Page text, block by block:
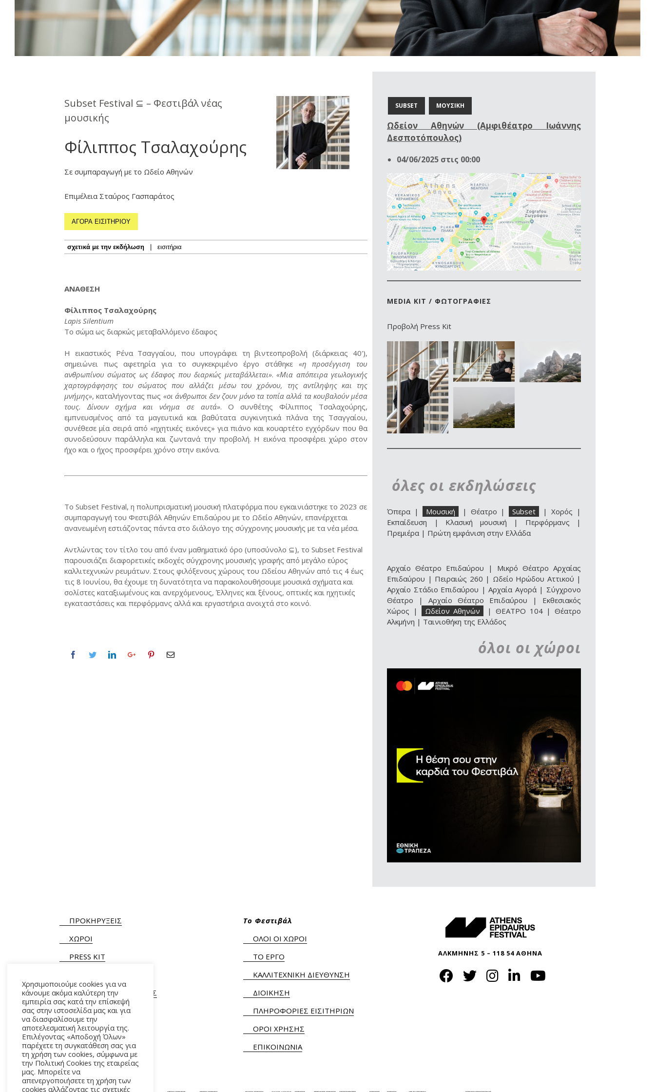
Subset Festival ⊆ – Φεστιβάλ νέας
μουσικής
Φίλιππος Τσαλαχούρης
Σε συμπαραγωγή με το Ωδείο Αθηνών
Επιμέλεια Σταύρος Γασπαράτος
ΑΓΟΡΑ ΕΙΣΙΤΗΡΙΟΥ
σχετικά με την εκδήλωση | εισιτήρια
ΑΝΑΘΕΣΗ
Φίλιππος Τσαλαχούρης
Lapis Silentium
Το σώμα ως διαρκώς μεταβαλλόμενο έδαφος
Η εικαστικός Ρένα Τσαγγαίου, που υπογράφει τη βιντεοπροβολή (διάρκειας 40'),
σημειώνει πως αφετηρία για το συγκεκριμένο έργο στάθηκε «η προσέγγιση του
ανθρωπίνου σώματος ως έδαφος που διαρκώς μεταβάλλεται».«Μια απόπειρα γεωλογικής
χαρτογράφησης του σώματος που αλλάζει μέσω του χρόνου, της αντίληψης και της
μνήμης», καταλήγοντας πως «οι άνθρωποι δεν ζουν μόνο τα τοπία αλλά τα κουβαλούν μέσα
τους. Δίνουν σχήμα και νόημα σε αυτά». Ο συνθέτης Φίλιππος Τσαλαχούρης,
εμπνευσμένος από τα μαγευτικά και βαθύτατα συγκινητικά πλάνα της Τσαγγαίου,
συνέθεσε μία σειρά από «ηχητικές εικόνες» για πιάνο και κουαρτέτο εγχόρδων που θα
συνοδεύσουν παράλληλα και ζωντανά την προβολή. Η εικόνα προσφέρει χώρο στον
ήχο και ο ήχος προσφέρει χρόνο στην εικόνα.
Το Subset Festival, η πολυπρισματική μουσική πλατφόρμα που εγκαινιάστηκε το 2023 σε
συμπαραγωγή του Φεστιβάλ Αθηνών Επιδαύρου με το Ωδείο Αθηνών, επανέρχεται
ανανεωμένη εστιάζοντας πάντα στο διάλογο της σύγχρονης μουσικής με τα νέα μέσα.
Αντλώντας τον τίτλο του από έναν μαθηματικό όρο (υποσύνολο ⊆), το Subset Festival
παρουσιάζει διαφορετικές εκδοχές σύγχρονης μουσικής γραφής από μεγάλο εύρος
καλλιτεχνικών ρευμάτων. Στους φιλόξενους χώρους του Ωδείου Αθηνών από τις 4 έως
τις 8 Ιουνίου, θα έχουμε τη δυνατότητα να παρακολουθήσουμε μουσικά σχήματα και
σολίστες καταξιωμένους και ανερχόμενους, Έλληνες και ξένους, οπτικές και ηχητικές
εγκαταστάσεις και περφόρμανς αλλά και εργαστήρια ανοιχτά στο κοινό.
SUBSET ΜΟΥΣΙΚΗ
Ωδείον Αθηνών (Αμφιθέατρο Ιωάννης
Δεσποτόπουλος)
04/06/2025 στις 00:00
MEDIA KIT / ΦΩΤΟΓΡΑΦΙΕΣ
Προβολή Press Kit
όλες οι εκδηλώσεις
Όπερα | Μουσική | Θέατρο | Subset |Χορός |
Εκπαίδευση | Κλασική μουσική | Περφόρμανς |
Πρεμιέρα | Πρώτη εμφάνιση στην Ελλάδα
Αρχαίο Θέατρο Επιδαύρου | Μικρό Θέατρο Αρχαίας
Επιδαύρου | Πειραιώς 260 | Ωδείο Ηρώδου Αττικού |
Αρχαίο Στάδιο Επιδαύρου |Αρχαία Αγορά| Σύγχρονο
Θέατρο | Αρχαίο Θέατρο Επιδαύρου | Εκθεσιακός
Χώρος | Ωδείον Αθηνών | ΘΕΑΤΡΟ 104| Θέατρο
Αλκμήνη | Ταινιοθήκη της Ελλάδος
όλοι οι χώροι
ΠΡΟΚΗΡΥΞΕΙΣ
ΧΩΡΟΙ
PRESS KIT
ΓΕΝΙΚΕΣ ΠΛΗΡΟΦΟΡΙΕΣ
Τ. +30 210 9282900/ 901
Το Φεστιβάλ
ΟΛΟΙ ΟΙ ΧΩΡΟΙ
ΤΟ ΕΡΓΟ
ΚΑΛΛΙΤΕΧΝΙΚΗ ΔΙΕΥΘΥΝΣΗ
ΔΙΟΙΚΗΣΗ
ΠΛΗΡΟΦΟΡΙΕΣ ΕΙΣΙΤΗΡΙΩΝ
ΟΡΟΙ ΧΡΗΣΗΣ
ΕΠΙΚΟΙΝΩΝΙΑ
ΑΛΚΜΗΝΗΣ 5 – 118 54 ΑΘΗΝΑ
Χρησιμοποιούμε cookies για να
κάνουμε ακόμα καλύτερη την
εμπειρία σας κατά την επίσκεψή
σας στην ιστοσελίδα μας και για
να διασφαλίσουμε την
αποτελεσματική λειτουργία της.
Επιλέγοντας «Αποδοχή Όλων»
παρέχετε τη συγκατάθεση σας για
τη χρήση των cookies, σύμφωνα με
την Πολιτική Cookies της εταιρείας
μας. Μπορείτε να
απενεργοποιήσετε τη χρήση των
cookies αλλάζοντας τις σχετικές